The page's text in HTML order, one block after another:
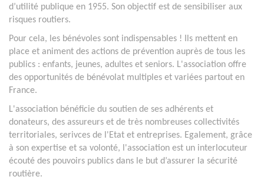
d’utilité publique en 1955. Son objectif est de sensibiliser aux
risques routiers.
Pour cela, les bénévoles sont indispensables ! Ils mettent en
place et animent des actions de prévention auprès de tous les
publics : enfants, jeunes, adultes et seniors. L'association offre
des opportunités de bénévolat multiples et variées partout en
France.
L'association bénéficie du soutien de ses adhérents et
donateurs, des assureurs et de très nombreuses collectivités
territoriales, serivces de l'Etat et entreprises. Egalement, grâce
à son expertise et sa volonté, l'association est un interlocuteur
écouté des pouvoirs publics dans le but d’assurer la sécurité
routière.